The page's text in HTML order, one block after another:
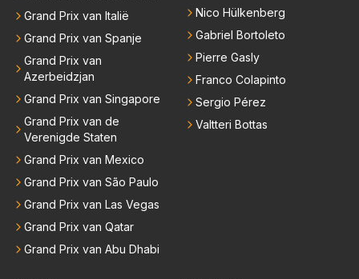
Grand Prix van Italië
Grand Prix van Spanje
Grand Prix van
Azerbeidzjan
Grand Prix van Singapore
Grand Prix van de
Verenigde Staten
Grand Prix van Mexico
Grand Prix van São Paulo
Grand Prix van Las Vegas
Grand Prix van Qatar
Grand Prix van Abu Dhabi
Nico Hülkenberg
Gabriel Bortoleto
Pierre Gasly
Franco Colapinto
Sergio Pérez
Valtteri Bottas